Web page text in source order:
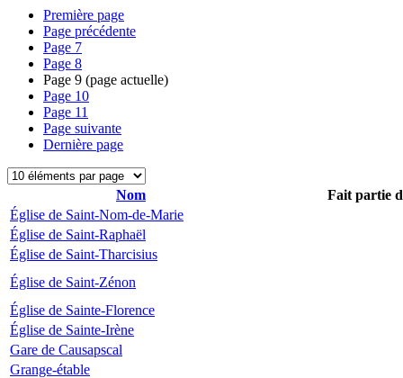
Première page
Page précédente
Page 7
Page 8
Page 9 (page actuelle)
Page 10
Page 11
Page suivante
Dernière page
Nom
Fait partie
Église de Saint-Nom-de-Marie
Église de Saint-Raphaël
Église de Saint-Tharcisius
Église de Saint-Zénon
Église de Sainte-Florence
Église de Sainte-Irène
Gare de Causapscal
Grange-étable